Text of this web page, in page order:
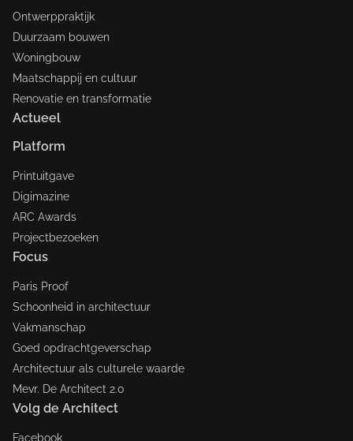
Ontwerppraktijk
Duurzaam bouwen
Woningbouw
Maatschappij en cultuur
Renovatie en transformatie
Actueel
Platform
Printuitgave
Digimazine
ARC Awards
Projectbezoeken
Focus
Paris Proof
Schoonheid in architectuur
Vakmanschap
Goed opdrachtgeverschap
Architectuur als culturele waarde
Mevr. De Architect 2.0
Volg de Architect
Facebook